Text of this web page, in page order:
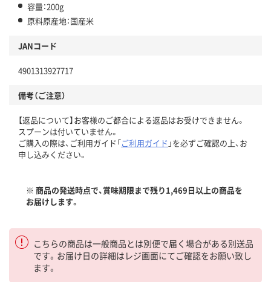
容量：200g
原料原産地：国産米
JANコード
4901313927717
備考（ご注意）
【返品について】お客様のご都合による返品はお受けできません。
スプーンは付いていません。
ご購入の際は、ご利用ガイド「ご利用ガイド 」を必ずご確認の上、お
申し込みください。
※ 商品の発送時点で、賞味期限まで残り1,469日以上の商品を
お届けします。
こちらの商品は一般商品とは別便で届く場合がある別送品
です。お届け日の詳細はレジ画面にてご確認をお願い致し
ます。